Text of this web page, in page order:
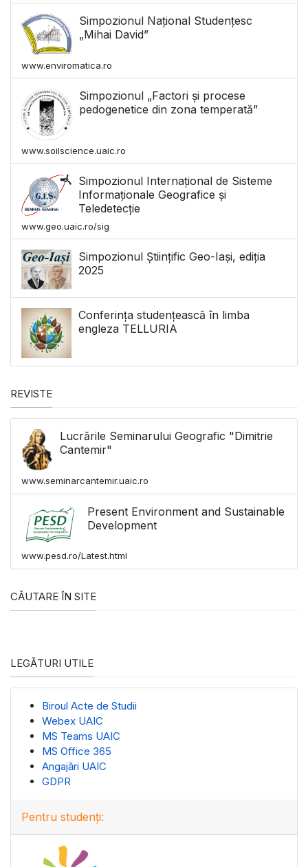
Simpozionul Național Studențesc
„Mihai David”
www.enviromatica.ro
Simpozionul „Factori și procese
pedogenetice din zona temperată”
www.soilscience.uaic.ro
Simpozionul Internațional de Sisteme
Informaționale Geografice și
Teledetecție
www.geo.uaic.ro/sig
Simpozionul Științific Geo-Iași, ediția
2025
Conferința studențească în limba
engleza TELLURIA
REVISTE
Lucrările Seminarului Geografic "Dimitrie
Cantemir"
www.seminarcantemir.uaic.ro
Present Environment and Sustainable
Development
www.pesd.ro/Latest.html
CĂUTARE ÎN SITE
LEGĂTURI UTILE
Biroul Acte de Studii
Webex UAIC
MS Teams UAIC
MS Office 365
Angajări UAIC
GDPR
Pentru studenți: